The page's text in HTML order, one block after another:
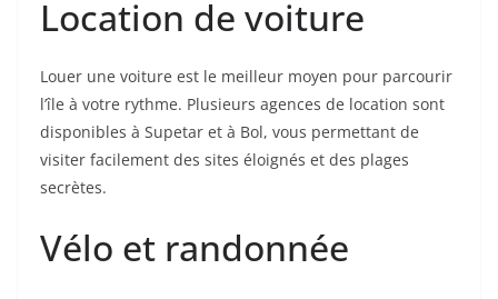
Location de voiture
Louer une voiture est le meilleur moyen pour parcourir
l’île à votre rythme. Plusieurs agences de location sont
disponibles à Supetar et à Bol, vous permettant de
visiter facilement des sites éloignés et des plages
secrètes.
Vélo et randonnée